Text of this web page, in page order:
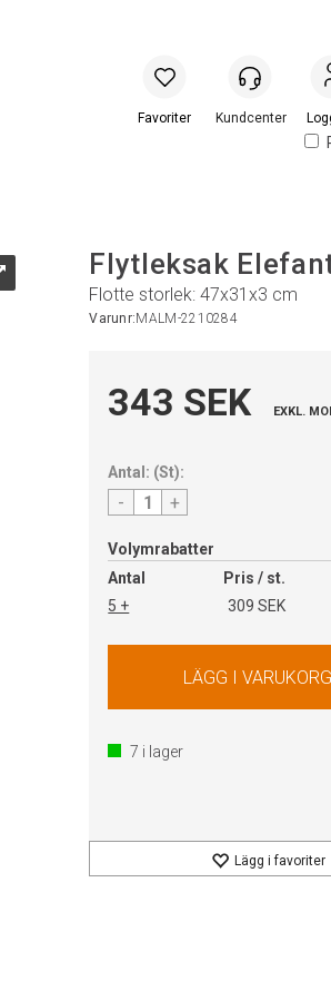
Flytleksak
Flotte storlek: 47x31x3 cm
Varunr:MALM-2210284
343 SEK EXKL.
Antal: (St):
- +
Volymrabatter
Antal
Pris / st.
5 +
309 SEK
7 i lager
Lägg i favoriter